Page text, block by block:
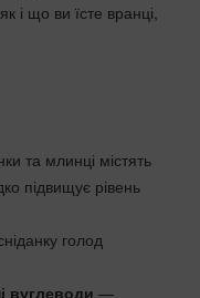
і що ви їсте вранці,
та млинці містять
підвищує рівень
голод
вуглеводи —